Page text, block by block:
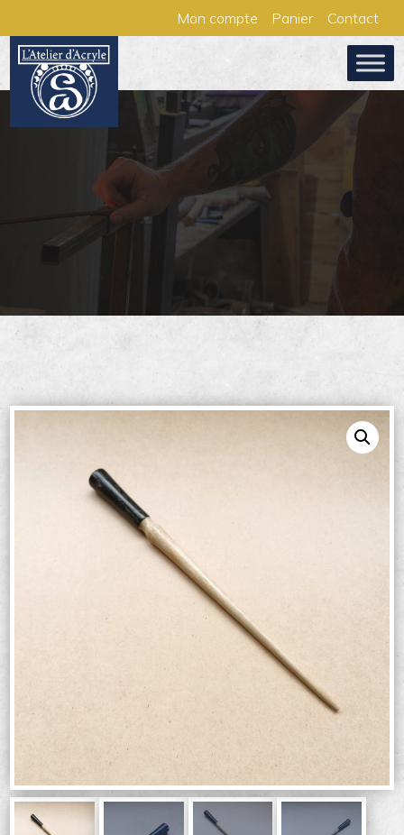
au
contenu
Mon compte Panier Contact
Panneau de gestion des cookies